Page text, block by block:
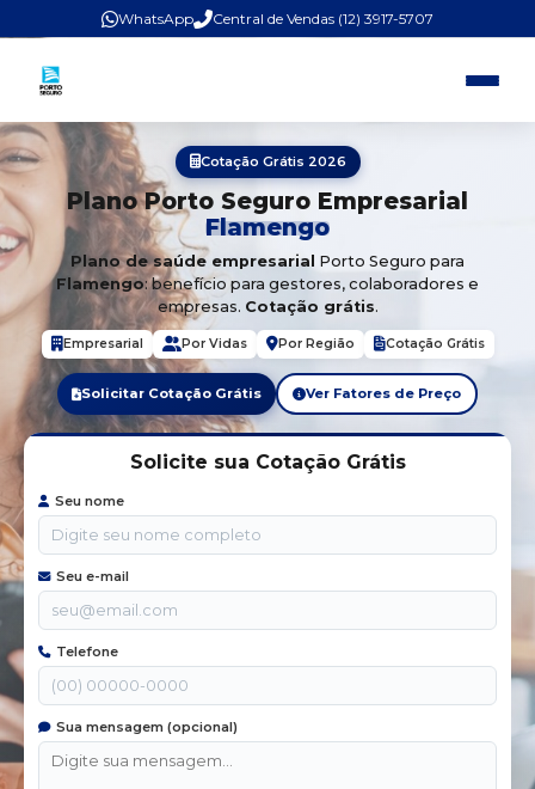
WhatsApp Central de Vendas (12) 3917-5707
Cotação Grátis 2026
Plano Porto Seguro Empresarial
Flamengo
Plano de saúde empresarial Porto Seguro para
Flamengo: benefício para gestores, colaboradores e
empresas. Cotação grátis.
Empresarial Por Vidas Por Região Cotação Grátis
Solicitar Cotação Grátis Ver Fatores de Preço
Solicite sua Cotação Grátis
Seu nome
Seu e-mail
Telefone
Sua mensagem (opcional)